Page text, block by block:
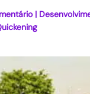
|